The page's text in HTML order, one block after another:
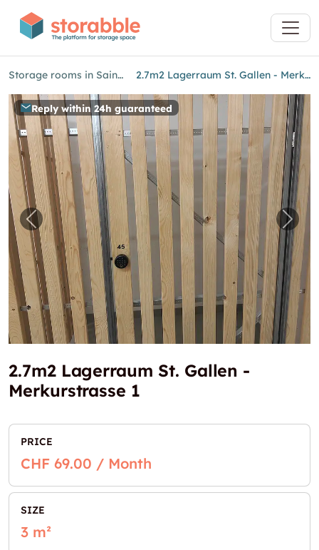
Storage rooms in Saint Gallen 2.7m2 Lagerraum St. Gallen - Merkurstrasse 1
Reply within 24h guaranteed
Previous image for "2.7m2 Lagerraum St.Next
2.7m2 Lagerraum St. Gallen -
Merkurstrasse 1
PRICE
CHF 69.00 / Month
SIZE
3 m²